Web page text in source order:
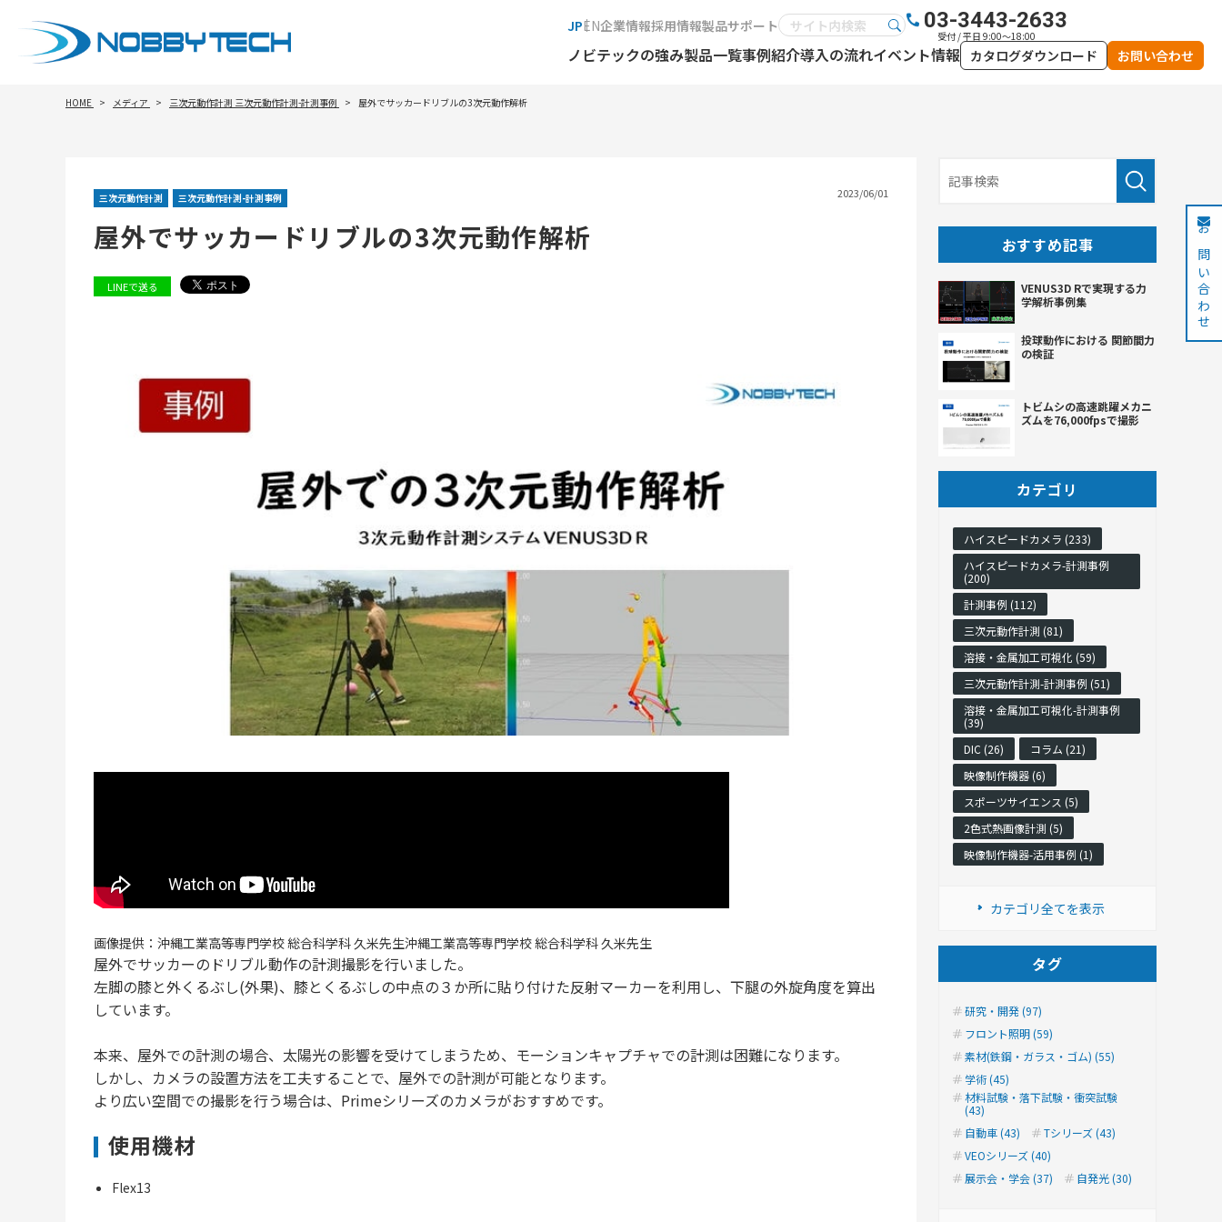
JPEN企業情報採用情報製品サポート 03-3443-2633
受付 / 平日 9:00～18:00
ノビテックの強み製品一覧事例紹介導入の流れイベント情報 カタログダウンロード お問い合わせ
HOME メディア 三次元動作計測 三次元動作計測-計測事例 屋外でサッカードリブルの3次元動作解析
三次元動作計測 三次元動作計測-計測事例 2023/06/01
屋外でサッカードリブルの3次元動作解析
LINEで送る
画像提供：沖縄工業高等専門学校 総合科学科 久米先生沖縄工業高等専門学校 総合科学科 久米先生
屋外でサッカーのドリブル動作の計測撮影を行いました。
左脚の膝と外くるぶし(外果)、膝とくるぶしの中点の３か所に貼り付けた反射マーカーを利用し、下腿の外旋角度を算出
しています。
本来、屋外での計測の場合、太陽光の影響を受けてしまうため、モーションキャプチャでの計測は困難になります。
しかし、カメラの設置方法を工夫することで、屋外での計測が可能となります。
より広い空間での撮影を行う場合は、Primeシリーズのカメラがおすすめです。
使用機材
Flex13
おすすめ記事
VENUS3D Rで実現する力
学解析事例集
投球動作における 関節間力
の検証
トビムシの高速跳躍メカニ
ズムを76,000fpsで撮影
カテゴリ
ハイスピードカメラ (233)
ハイスピードカメラ-計測事例
(200)
計測事例 (112)
三次元動作計測 (81)
溶接・金属加工可視化 (59)
三次元動作計測-計測事例 (51)
溶接・金属加工可視化-計測事例
(39)
DIC (26)
コラム (21)
映像制作機器 (6)
スポーツサイエンス (5)
2色式熱画像計測 (5)
映像制作機器-活用事例 (1)
カテゴリ全てを表示
タグ
研究・開発 (97)
フロント照明 (59)
素材(鉄鋼・ガラス・ゴム) (55)
学術 (45)
材料試験・落下試験・衝突試験
(43)
自動車 (43)
Tシリーズ (43)
VEOシリーズ (40)
展示会・学会 (37)
自発光 (30)
お問い合わせ